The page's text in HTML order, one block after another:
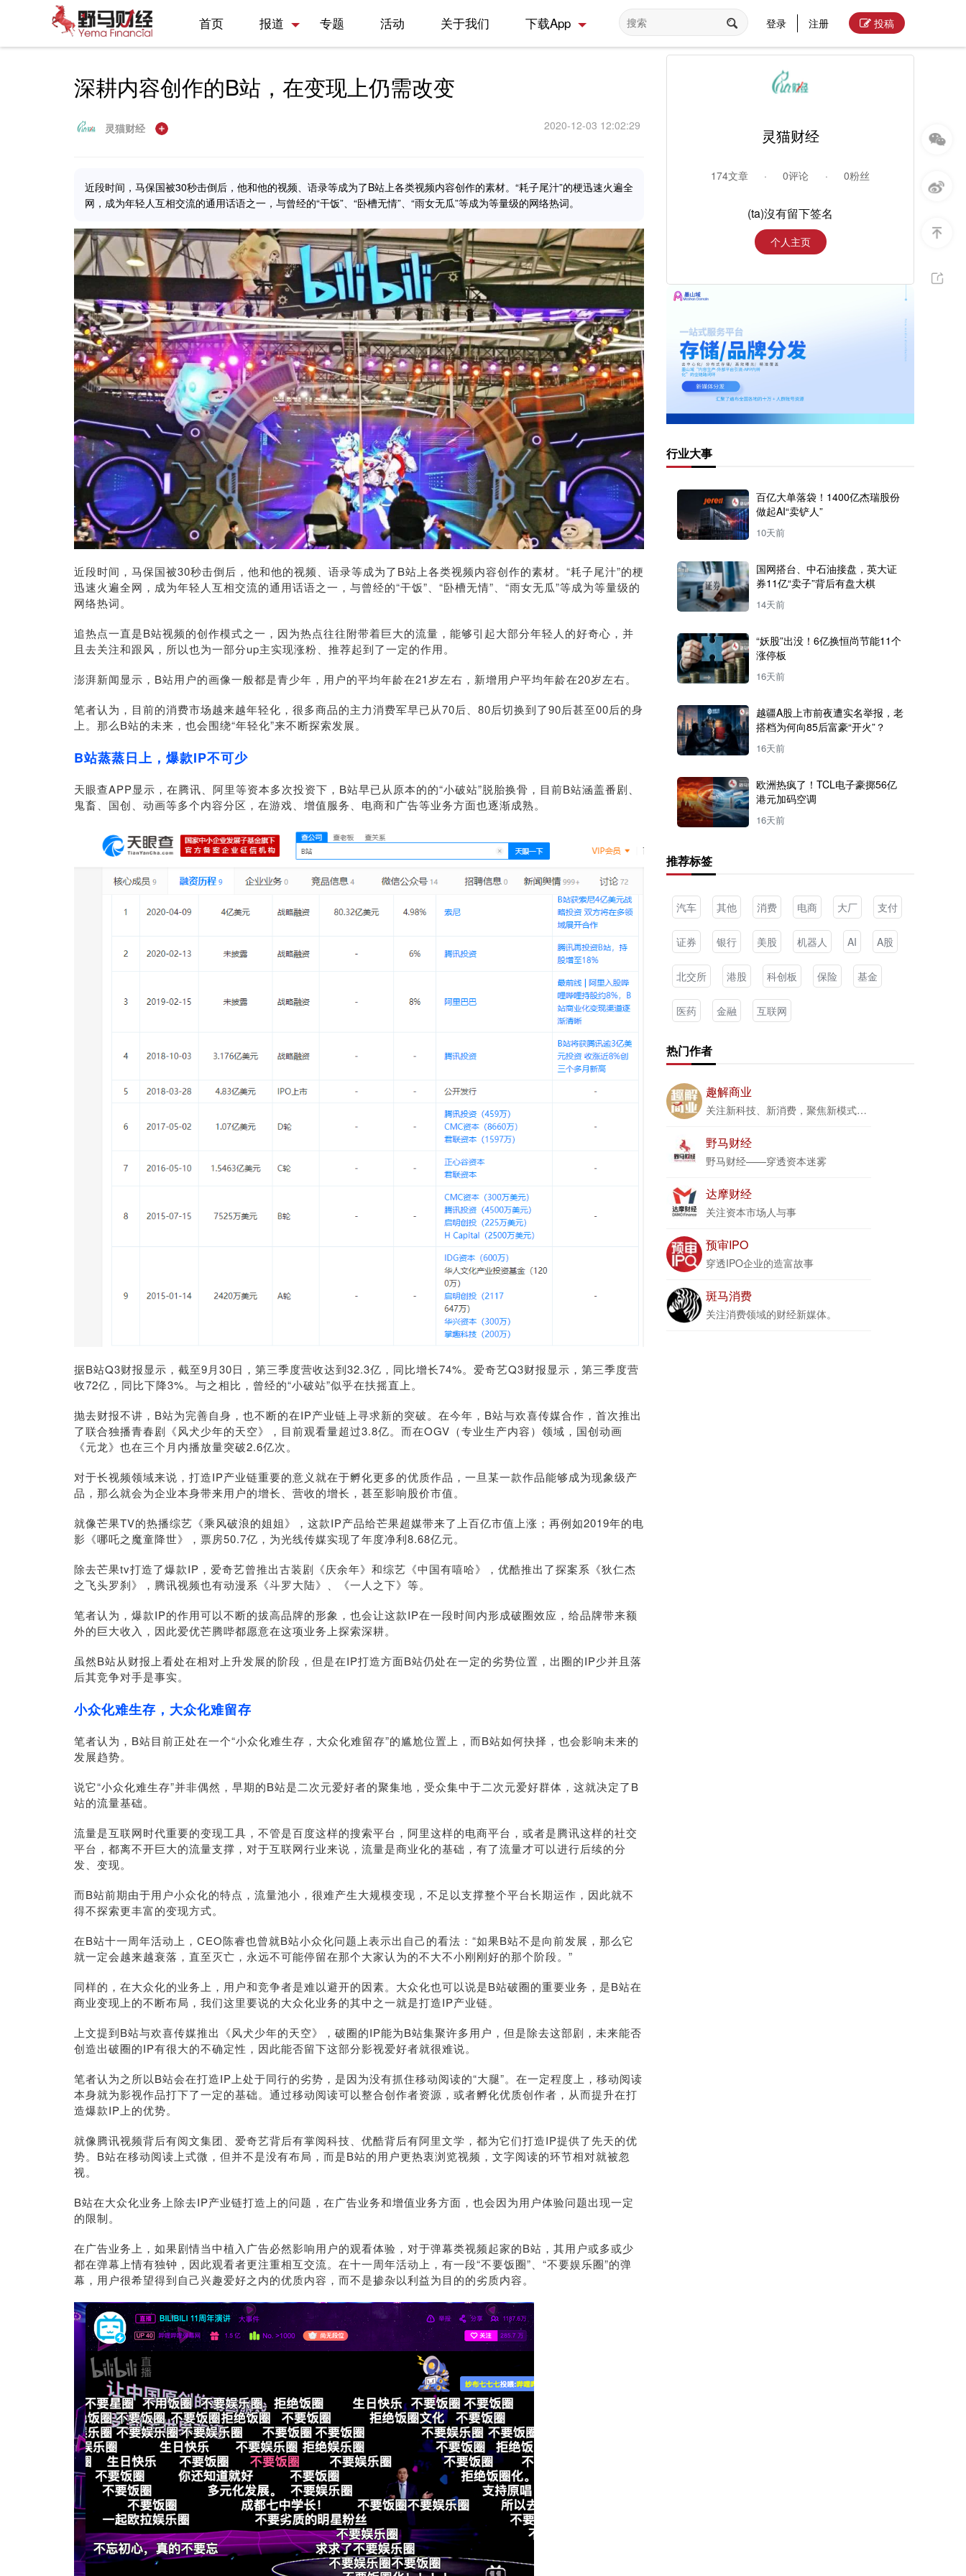
首页 报道 专题 活动 关于我们 下载App 登录 注册 投稿
深耕内容创作的B站，在变现上仍需改变
灵猫财经 2020-12-03 12:02:29
近段时间，马保国被30秒击倒后，他和他的视频、语录等成为了B站上各类视频内容创作的素材。“耗子尾汁”的梗迅速火遍全
网，成为年轻人互相交流的通用话语之一，与曾经的“干饭”、“卧槽无情”、“雨女无瓜”等成为等量级的网络热词。
近段时间，马保国被30秒击倒后，他和他的视频、语录等成为了B站上各类视频内容创作的素材。“耗子尾汁”的梗
迅速火遍全网，成为年轻人互相交流的通用话语之一，与曾经的“干饭”、“卧槽无情”、“雨女无瓜”等成为等量级的
网络热词。
追热点一直是B站视频的创作模式之一，因为热点往往附带着巨大的流量，能够引起大部分年轻人的好奇心，并
且去关注和跟风，所以也为一部分up主实现涨粉、推荐起到了一定的作用。
澎湃新闻显示，B站用户的画像一般都是青少年，用户的平均年龄在21岁左右，新增用户平均年龄在20岁左右。
笔者认为，目前的消费市场越来越年轻化，很多商品的主力消费军早已从70后、80后切换到了90后甚至00后的身
上。那么B站的未来，也会围绕“年轻化”来不断探索发展。
B站蒸蒸日上，爆款IP不可少
天眼查APP显示，在腾讯、阿里等资本多次投资下，B站早已从原本的的“小破站”脱胎换骨，目前B站涵盖番剧、
鬼畜、国创、动画等多个内容分区，在游戏、增值服务、电商和广告等业务方面也逐渐成熟。
据B站Q3财报显示，截至9月30日，第三季度营收达到32.3亿，同比增长74%。爱奇艺Q3财报显示，第三季度营
收72亿，同比下降3%。与之相比，曾经的“小破站”似乎在扶摇直上。
抛去财报不讲，B站为完善自身，也不断的在IP产业链上寻求新的突破。在今年，B站与欢喜传媒合作，首次推出
了联合独播青春剧《风犬少年的天空》，目前观看量超过3.8亿。而在OGV（专业生产内容）领域，国创动画
《元龙》也在三个月内播放量突破2.6亿次。
对于长视频领域来说，打造IP产业链重要的意义就在于孵化更多的优质作品，一旦某一款作品能够成为现象级产
品，那么就会为企业本身带来用户的增长、营收的增长，甚至影响股价市值。
就像芒果TV的热播综艺《乘风破浪的姐姐》，这款IP产品给芒果超媒带来了上百亿市值上涨；再例如2019年的电
影《哪吒之魔童降世》，票房50.7亿，为光线传媒实现了年度净利8.68亿元。
除去芒果tv打造了爆款IP，爱奇艺曾推出古装剧《庆余年》和综艺《中国有嘻哈》，优酷推出了探案系《狄仁杰
之飞头罗刹》，腾讯视频也有动漫系《斗罗大陆》、《一人之下》等。
笔者认为，爆款IP的作用可以不断的拔高品牌的形象，也会让这款IP在一段时间内形成破圈效应，给品牌带来额
外的巨大收入，因此爱优芒腾哔都愿意在这项业务上探索深耕。
虽然B站从财报上看处在相对上升发展的阶段，但是在IP打造方面B站仍处在一定的劣势位置，出圈的IP少并且落
后其竞争对手是事实。
小众化难生存，大众化难留存
笔者认为，B站目前正处在一个“小众化难生存，大众化难留存”的尴尬位置上，而B站如何抉择，也会影响未来的
发展趋势。
说它“小众化难生存”并非偶然，早期的B站是二次元爱好者的聚集地，受众集中于二次元爱好群体，这就决定了B
站的流量基础。
流量是互联网时代重要的变现工具，不管是百度这样的搜索平台，阿里这样的电商平台，或者是腾讯这样的社交
平台，都离不开巨大的流量支撑，对于互联网行业来说，流量是商业化的基础，有了流量才可以进行后续的分
发、变现。
而B站前期由于用户小众化的特点，流量池小，很难产生大规模变现，不足以支撑整个平台长期运作，因此就不
得不探索更丰富的变现方式。
在B站十一周年活动上，CEO陈睿也曾就B站小众化问题上表示出自己的看法：“如果B站不是向前发展，那么它
就一定会越来越衰落，直至灭亡，永远不可能停留在那个大家认为的不大不小刚刚好的那个阶段。”
同样的，在大众化的业务上，用户和竞争者是难以避开的因素。大众化也可以说是B站破圈的重要业务，是B站在
商业变现上的不断布局，我们这里要说的大众化业务的其中之一就是打造IP产业链。
上文提到B站与欢喜传媒推出《风犬少年的天空》，破圈的IP能为B站集聚许多用户，但是除去这部剧，未来能否
创造出破圈的IP有很大的不确定性，因此能否留下这部分影视爱好者就很难说。
笔者认为之所以B站会在打造IP上处于同行的劣势，是因为没有抓住移动阅读的“大腿”。在一定程度上，移动阅读
本身就为影视作品打下了一定的基础。通过移动阅读可以整合创作者资源，或者孵化优质创作者，从而提升在打
造爆款IP上的优势。
就像腾讯视频背后有阅文集团、爱奇艺背后有掌阅科技、优酷背后有阿里文学，都为它们打造IP提供了先天的优
势。B站在移动阅读上式微，但并不是没有布局，而是B站的用户更热衷浏览视频，文字阅读的环节相对就被忽
视。
B站在大众化业务上除去IP产业链打造上的问题，在广告业务和增值业务方面，也会因为用户体验问题出现一定
的限制。
在广告业务上，如果剧情当中植入广告必然影响用户的观看体验，对于弹幕类视频起家的B站，其用户或多或少
都在弹幕上情有独钟，因此观看者更注重相互交流。在十一周年活动上，有一段“不要饭圈”、“不要娱乐圈”的弹
幕，用户很希望得到自己兴趣爱好之内的优质内容，而不是掺杂以利益为目的的劣质内容。
灵猫财经
174文章 · 0评论 · 0粉丝
(ta)沒有留下签名
个人主页
行业大事
百亿大单落袋！1400亿杰瑞股份
做起AI“卖铲人”
10天前
国网搭台、中石油接盘，英大证
券11亿“卖子”背后有盘大棋
14天前
“妖股”出没！6亿换恒尚节能11个
涨停板
16天前
越疆A股上市前夜遭实名举报，老
搭档为何向85后富豪“开火”？
16天前
欧洲热疯了！TCL电子豪掷56亿
港元加码空调
16天前
推荐标签
汽车 其他 消费 电商 大厂 支付
证券 银行 美股 机器人 AI A股
北交所 港股 科创板 保险 基金
医药 金融 互联网
热门作者
趣解商业
关注新科技、新消费，聚焦新模式、新商业
野马财经
野马财经——穿透资本迷雾
达摩财经
关注资本市场人与事
预审IPO
穿透IPO企业的造富故事
斑马消费
关注消费领域的财经新媒体。